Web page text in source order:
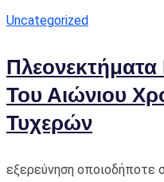
Uncategorized
Πλεονεκτήματα
Του Αιώνιου
Τυχερών
εξερεύνηση οποιοδήποτε